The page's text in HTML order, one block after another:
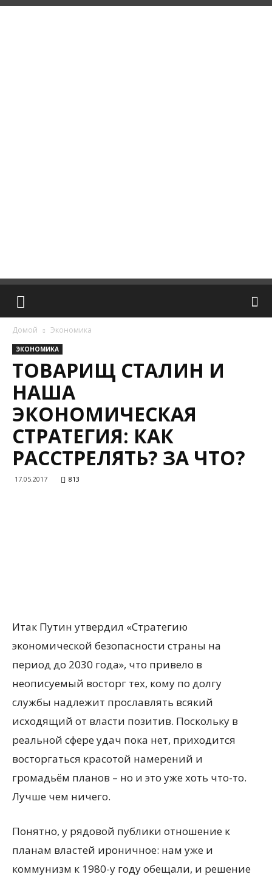
Домой Экономика
ЭКОНОМИКА
ТОВАРИЩ СТАЛИН И
НАША
ЭКОНОМИЧЕСКАЯ
СТРАТЕГИЯ: КАК
РАССТРЕЛЯТЬ? ЗА ЧТО?
17.05.2017 813
Итак Путин утвердил «Стратегию
экономической безопасности страны на
период до 2030 года», что привело в
неописуемый восторг тех, кому по долгу
службы надлежит прославлять всякий
исходящий от власти позитив. Поскольку в
реальной сфере удач пока нет, приходится
восторгаться красотой намерений и
громадьём планов – но и это уже хоть что-то.
Лучше чем ничего.
Понятно, у рядовой публики отношение к
планам властей ироничное: нам уже и
коммунизм к 1980-у году обещали, и решение